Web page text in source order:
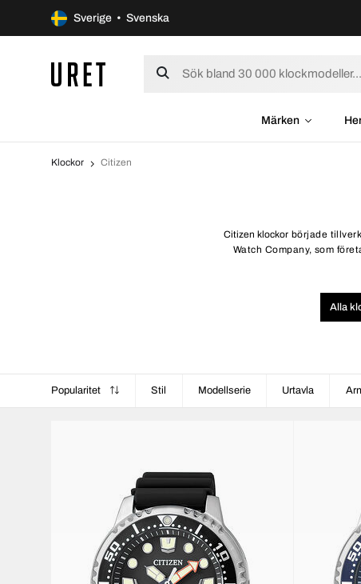
Sverige • Svenska
Märken
Klockor Citizen
Citizen klockor började
Watch Company, som
Alla
Popularitet Stil Modellserie Urtavla